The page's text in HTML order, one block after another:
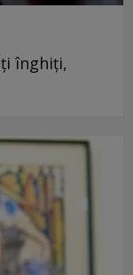
înghiţi,